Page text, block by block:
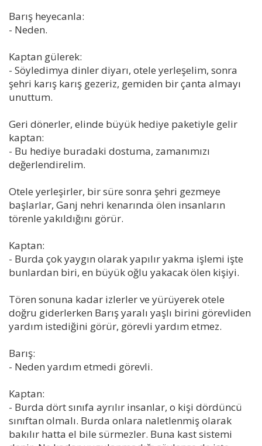
Barış heyecanla:
- Neden.
Kaptan gülerek:
- Söyledimya dinler diyarı, otele yerleşelim, sonra
şehri karış karış gezeriz, gemiden bir çanta almayı
unuttum.
Geri dönerler, elinde büyük hediye paketiyle gelir
kaptan:
- Bu hediye buradaki dostuma, zamanımızı
değerlendirelim.
Otele yerleşirler, bir süre sonra şehri gezmeye
başlarlar, Ganj nehri kenarında ölen insanların
törenle yakıldığını görür.
Kaptan:
- Burda çok yaygın olarak yapılır yakma işlemi işte
bunlardan biri, en büyük oğlu yakacak ölen kişiyi.
Tören sonuna kadar izlerler ve yürüyerek otele
doğru giderlerken Barış yaralı yaşlı birini görevliden
yardım istediğini görür, görevli yardım etmez.
Barış:
- Neden yardım etmedi görevli.
Kaptan:
- Burda dört sınıfa ayrılır insanlar, o kişi dördüncü
sınıftan olmalı. Burda onlara naletlenmiş olarak
bakılır hatta el bile sürmezler. Buna kast sistemi